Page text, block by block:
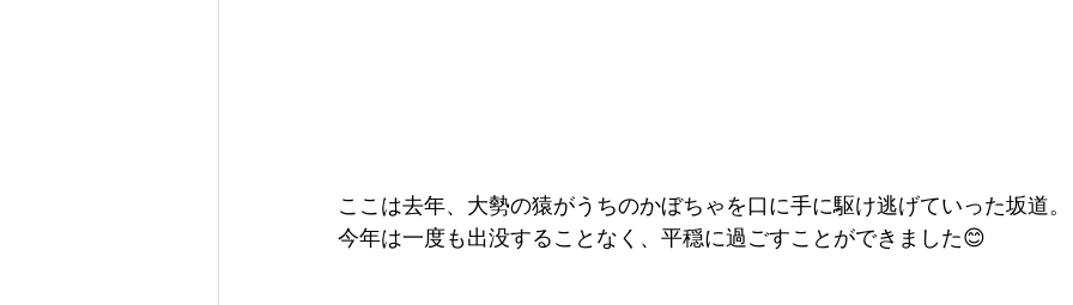
ここは去年、大勢の猿がうちのかぼちゃを口に手に駆け逃げていった坂道。
今年は一度も出没することなく、平穏に過ごすことができました😊